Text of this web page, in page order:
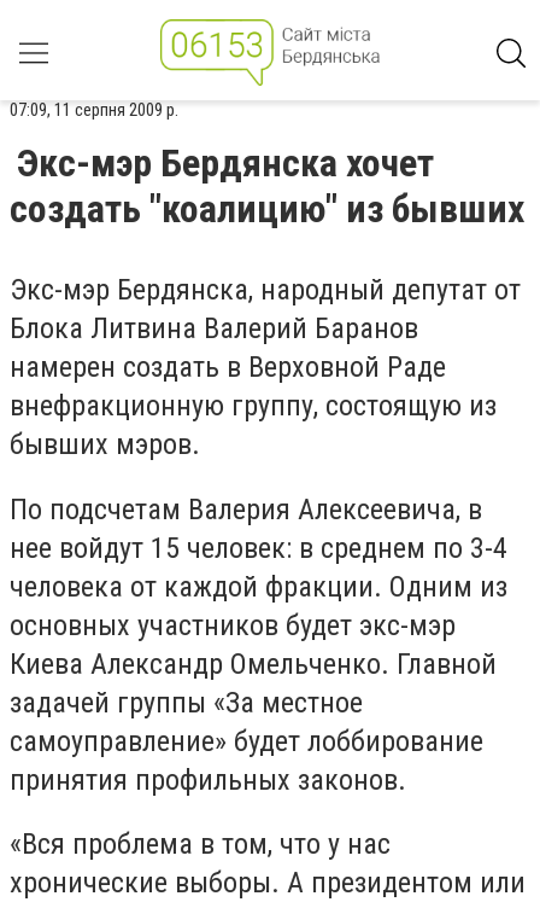
07:09, 11 серпня 2009 р.
Экс-мэр Бердянска хочет
создать "коалицию" из бывших
Экс-мэр Бердянска, народный депутат от
Блока Литвина Валерий Баранов
намерен создать в Верховной Раде
внефракционную группу, состоящую из
бывших мэров.
По подсчетам Валерия Алексеевича, в
нее войдут 15 человек: в среднем по 3-4
человека от каждой фракции. Одним из
основных участников будет экс-мэр
Киева Александр Омельченко. Главной
задачей группы «За местное
самоуправление» будет лоббирование
принятия профильных законов.
«Вся проблема в том, что у нас
хронические выборы. А президентом или